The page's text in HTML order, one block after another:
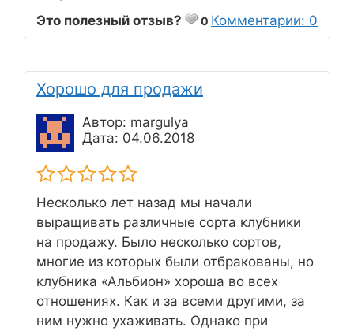
Это полезный отзыв?
0 Комментарии: 0
Хорошо для продажи
Автор: margulya
Дата: 04.06.2018
Несколько лет назад мы начали
выращивать различные сорта клубники
на продажу. Было несколько сортов,
многие из которых были отбракованы, но
клубника «Альбион» хороша во всех
отношениях. Как и за всеми другими, за
ним нужно ухаживать. Однако при